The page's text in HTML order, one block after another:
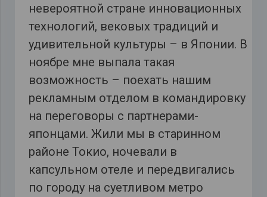
невероятной стране инновационных
технологий, вековых традиций и
удивительной культуры – в Японии. В
ноябре мне выпала такая
возможность – поехать нашим
рекламным отделом в командировку
на переговоры с партнерами-
японцами. Жили мы в старинном
районе Токио, ночевали в
капсульном отеле и передвигались
по городу на суетливом метро